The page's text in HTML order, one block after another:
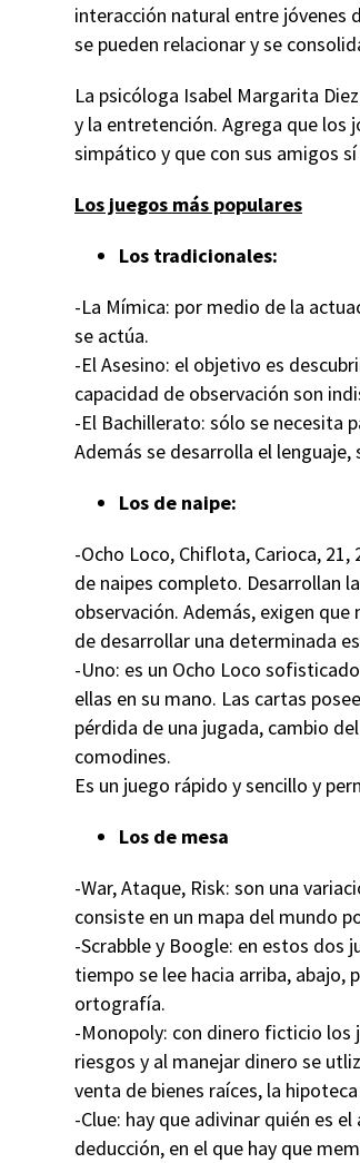
interacción natural entre jóvenes
se pueden relacionar y se
La psicóloga Isabel Margarita
y la entretención. Agrega que los
simpático y que con sus amigos
Los juegos más populares
Los tradicionales:
-La Mímica: por medio de la
se actúa.
-El Asesino: el objetivo es
capacidad de observación son
-El Bachillerato: sólo se necesita
Además se desarrolla el
Los de naipe:
-Ocho Loco, Chiflota, Carioca,
de naipes completo. Desarrollan
observación. Además, exigen
de desarrollar una determinada
-Uno: es un Ocho Loco
ellas en su mano. Las cartas
pérdida de una jugada, cambio
comodines.
Es un juego rápido y sencillo y
Los de mesa
-War, Ataque, Risk: son una
consiste en un mapa del mundo
-Scrabble y Boogle: en estos dos
tiempo se lee hacia arriba, abajo,
ortografía.
-Monopoly: con dinero ficticio los
riesgos y al manejar dinero se
venta de bienes raíces, la
-Clue: hay que adivinar quién es
deducción, en el que hay que